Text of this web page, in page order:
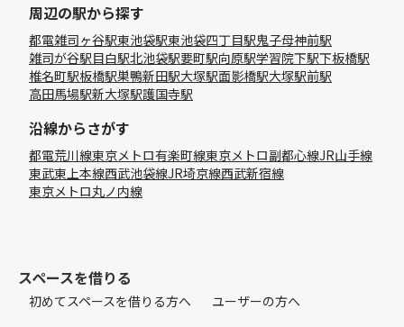
周辺の駅から探す
都電雑司ヶ谷駅東池袋駅東池袋四丁目駅鬼子母神前駅
雑司が谷駅目白駅北池袋駅要町駅向原駅学習院下駅下板橋駅
椎名町駅板橋駅巣鴨新田駅大塚駅面影橋駅大塚駅前駅
高田馬場駅新大塚駅護国寺駅
沿線からさがす
都電荒川線東京メトロ有楽町線東京メトロ副都心線JR山手線
東武東上本線西武池袋線JR埼京線西武新宿線
東京メトロ丸ノ内線
スペースを借りる
初めてスペースを借りる方へ ユーザーの方へ